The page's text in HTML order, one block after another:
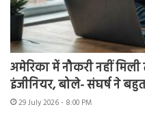
अमेरिका में नौकरी नहीं
इंजीनियर, बोले- संघर्ष ने
29 July 2026 - 8:00 PM